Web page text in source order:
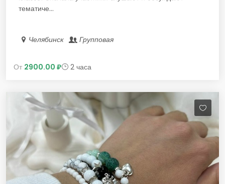
тематиче...
Челябинск Групповая
От 2900.00 ₽ 2 часа